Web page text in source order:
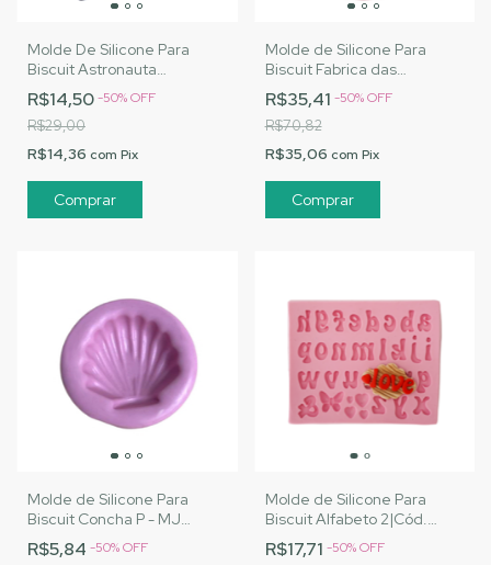
Molde De Silicone Para
Biscuit Astronauta
Baratinho - MJ Artesanatos
|Cód. A082
R$14,50-50%OFF
R$29,00
R$14,36 com Pix
Molde de Silicone Para
Biscuit Fabrica das
Maravilhas - MJ
Artesanatos |Cód. 2327
R$35,41 -50%OFF
R$70,82
R$35,06 com Pix
Molde de Silicone Para
Biscuit Concha P - MJ
Artesanatos |Cód. 3138
R$5,84 -50%OFF
Molde de Silicone Para
Biscuit Alfabeto 2|Cód.
2606
R$17,71 -50%OFF